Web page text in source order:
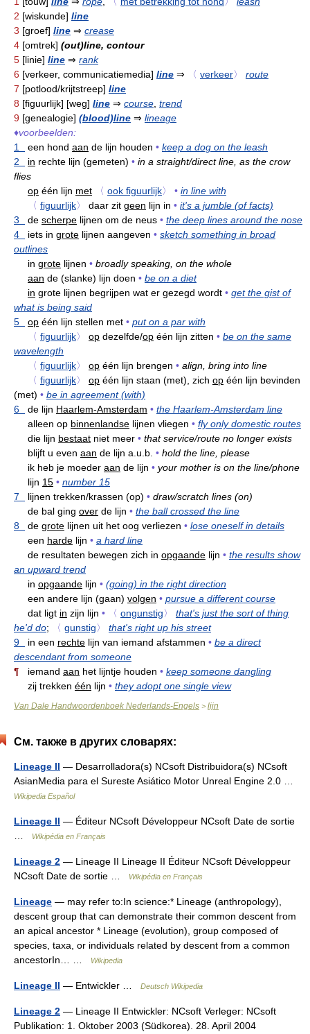
2 [wiskunde] line
3 [groef] line ⇒ crease
4 [omtrek] (out)line, contour
5 [linie] line ⇒ rank
6 [verkeer, communicatiemedia] line ⇒ 〈 verkeer〉
route
7 [potlood/krijtstreep] line
8 [figuurlijk] [weg] line ⇒ course, trend
9 [genealogie] (blood)line ⇒ lineage
♦voorbeelden:
1
een hond aan de lijn houden • keep a dog on the leash
2
in rechte lijn (gemeten) • in a straight/direct line, as the crow
flies
op één lijn met 〈 ook figuurlijk〉 • in line with
〈 figuurlijk〉 daar zit geen lijn in • it's a jumble (of facts)
3
de scherpe lijnen om de neus • the deep lines around the nose
4
iets in grote lijnen aangeven • sketch something in broad
outlines
in grote lijnen • broadly speaking, on the whole
aan de (slanke) lijn doen • be on a diet
in grote lijnen begrijpen wat er gezegd wordt • get the gist of
what is being said
5
op één lijn stellen met • put on a par with
〈 figuurlijk〉 op dezelfde/op één lijn zitten • be on the same
wavelength
〈 figuurlijk〉 op één lijn brengen • align, bring into line
〈 figuurlijk〉 op één lijn staan (met), zich op één lijn bevinden
(met) • be in agreement (with)
6
de lijn Haarlem-Amsterdam • the Haarlem-Amsterdam line
alleen op binnenlandse lijnen vliegen • fly only domestic routes
die lijn bestaat niet meer • that service/route no longer exists
blijft u even aan de lijn a.u.b. • hold the line, please
ik heb je moeder aan de lijn • your mother is on the line/phone
lijn 15 • number 15
7
lijnen trekken/krassen (op) • draw/scratch lines (on)
de bal ging over de lijn • the ball crossed the line
8
de grote lijnen uit het oog verliezen • lose oneself in details
een harde lijn • a hard line
de resultaten bewegen zich in opgaande lijn • the results show
an upward trend
in opgaande lijn • (going) in the right direction
een andere lijn (gaan) volgen • pursue a different course
dat ligt in zijn lijn • 〈 ongunstig〉
that's just the sort of thing
he'd do; 〈 gunstig〉
that's right up his street
9
in een rechte lijn van iemand afstammen • be a direct
descendant from someone
¶ iemand aan het lijntje houden • keep someone dangling
zij trekken één lijn • they adopt one single view
Van Dale Handwoordenboek Nederlands-Engels > lijn
См. также в других словарях:
Lineage II — Desarrolladora(s) NCsoft Distribuidora(s) NCsoft
AsianMedia para el Sureste Asiático Motor Unreal Engine 2.0 …
Wikipedia Español
Lineage II — Éditeur NCsoft Développeur NCsoft Date de sortie
…
Wikipédia en Français
Lineage 2 — Lineage II Lineage II Éditeur NCsoft Développeur
NCsoft Date de sortie …
Wikipédia en Français
Lineage — may refer to:In science:* Lineage (anthropology),
descent group that can demonstrate their common descent from
an apical ancestor * Lineage (evolution), group composed of
species, taxa, or individuals related by descent from a common
ancestorIn… …
Wikipedia
Lineage II — Entwickler … Deutsch Wikipedia
Lineage 2 — Lineage II Entwickler: NCsoft Verleger: NCsoft
Publikation: 1. Oktober 2003 (Südkorea). 28. April 2004